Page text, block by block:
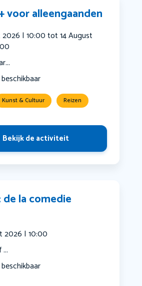
voor alleengaanden
2026 | 10:00 tot 14 August
Kunst & Cultuur Reizen
Bekijk de activiteit
la comedie
2026 | 10:00